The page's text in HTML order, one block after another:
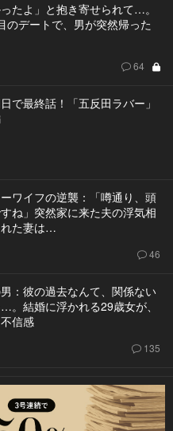
ったよ」と抱き寄せられて…。
のデートで、男が突然帰った
64
で最終話！「五反田ラバー」
ワイフの逆襲：「噂通り、頭
ね」突然家に来た夫の浮気相
た妻は…
46
：彼の過去なんて、関係ない
。結婚に浮かれる29歳女が、
信感
135